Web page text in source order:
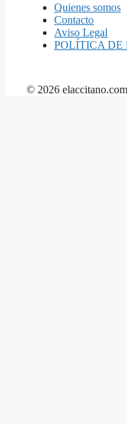
Quienes somos
Contacto
Aviso Legal
POLÍTICA DE
© 2026 elaccitano.com